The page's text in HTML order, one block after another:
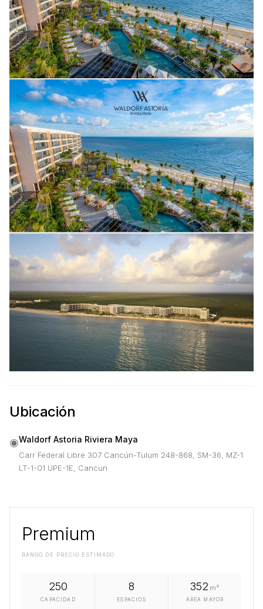
Ubicación
◉Waldorf Astoria Riviera Maya
Carr Federal Libre 307 Cancún-Tulum 248-868, SM-36, MZ-1
LT-1-01 UPE-1E, Cancun
Premium
RANGO DE PRECIO ESTIMADO
250
CAPACIDAD
8
ESPACIOS
352 m²
ÁREA MAYOR